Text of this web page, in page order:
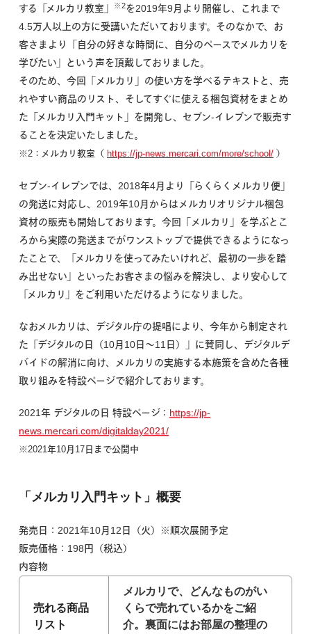
する「メルカリ教室」
※2を2019年9月より開催し、これまで
4.5万人以上の方に受講いただいております。そのなかで、お
客さまより「自分の好きな時間に、自分のペースでメルカリを
学びたい」という声を頂戴しておりました。
そのため、今回「メルカリ」の使い方を学べるテキストと、売
れやすい商品のリスト、そしてすぐに使える梱包資材をまとめ
た「メルカリ入門キット」を開発し、セブン-イレブンで販売す
ることを決定いたしました。
※2：メルカリ教室（ https://jp-news.mercari.com/more/school/ ）
セブン-イレブンでは、2018年4月より「らくらくメルカリ便」
の発送に対応し、2019年10月からはメルカリオリジナル梱包
資材の販売も開始しております。今回「メルカリ」を学ぶとこ
ろから実際の発送までがワンストップで提供できるようになっ
たことで、「メルカリを使ってみたいけれど、最初の一歩を踏
み出せない」といったお客さまの悩みを解決し、より安心して
「メルカリ」をご利用いただけるようになりました。
なおメルカリは、デジタル庁の提唱により、今年から制定され
た「デジタルの日（10月10日〜11日）」に賛同し、デジタルデ
バイドの解消に向け、メルカリの実施する本施策を含めた各種
取り組みを特設ページで紹介しております。
2021年 デジタルの日 特設ページ： https://jp-
news.mercari.com/digitalday2021/
※2021年10月17日まで公開中
「メルカリ入門キット」概要
発売日：2021年10月12日（火）※順次展開予定
販売価格：198円（税込）
内容物
売れる商品
リスト
メルカリで、どんなものがい
くらで売れているかをご紹
介。裏面にはお部屋の整理の